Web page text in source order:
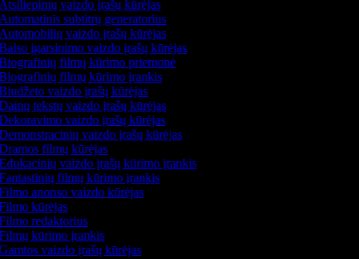
vaizdo įrašų kūrėjas
subtitrų generatorius
vaizdo įrašų kūrėjas
įgarsinimo vaizdo įrašų kūrėjas
filmų kūrimo priemonė
filmų kūrimo įrankis
vaizdo įrašų kūrėjas
tekstų vaizdo įrašų kūrėjas
vaizdo įrašų kūrėjas
vaizdo įrašų kūrėjas
filmų kūrėjas
vaizdo įrašų kūrimo įrankis
filmų kūrimo įrankis
anonso vaizdo kūrėjas
kūrėjas
redaktorius
kūrimo įrankis
vaizdo įrašų kūrėjas